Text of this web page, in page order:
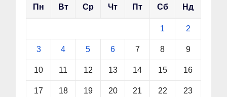
Пн Вт Ср Чт Пт Сб Нд
1 2
3 4 5 6 7 8 9
10 11 12 13 14 15 16
17 18 19 20 21 22 23